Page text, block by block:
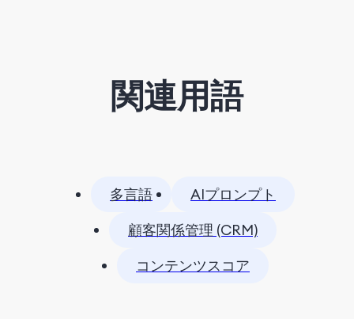
関連用語
多言語
AIプロンプト
顧客関係管理 (CRM)
コンテンツスコア